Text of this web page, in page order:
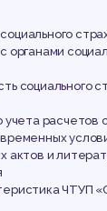
органами
социального
учета расчетов
актов и
ЧТУП